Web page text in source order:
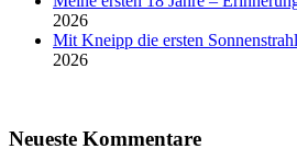
2026
Mit Kneipp die ersten
2026
Neueste Kommentare